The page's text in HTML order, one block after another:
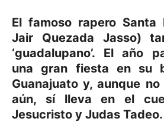
El famoso rapero Santa
Jair Quezada Jasso)
‘guadalupano’. El año
una gran fiesta en su
Guanajuato y, aunque
aún, sí lleva en el
Jesucristo y Judas Tadeo.